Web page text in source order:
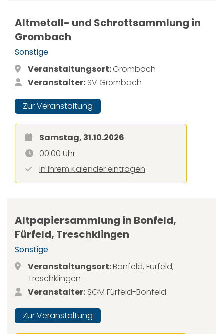
Altmetall- und Schrottsammlung in
Grombach
Sonstige
Veranstaltungsort: Grombach
Veranstalter: SV Grombach
Zur Veranstaltung
Samstag, 31.10.2026
00:00 Uhr
In ihrem Kalender eintragen
Altpapiersammlung in Bonfeld,
Fürfeld, Treschklingen
Sonstige
Veranstaltungsort:Bonfeld, Fürfeld,
Treschklingen
Veranstalter: SGM Fürfeld-Bonfeld
Zur Veranstaltung